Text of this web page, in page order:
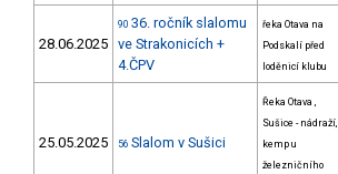
28.06.2025
90 36. ročník slalomu
ve Strakonicích +
4.ČPV
řeka Otava na
Podskalí před
loděnicí klubu
25.05.2025 56 Slalom v Sušici
Řeka Otava ,
Sušice - nádraží,
kemp u
železničního